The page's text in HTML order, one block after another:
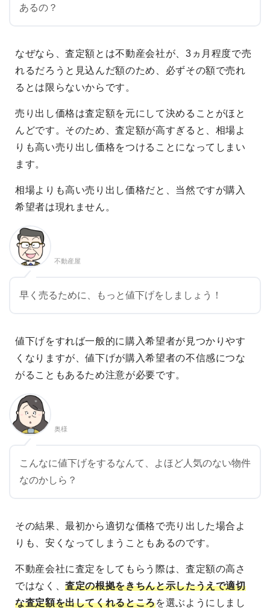
あるの？
なぜなら、査定額とは不動産会社が、3ヵ月程度で売
れるだろうと見込んだ額のため、必ずその額で売れ
るとは限らないからです。
売り出し価格は査定額を元にして決めることがほと
んどです。そのため、査定額が高すぎると、相場よ
りも高い売り出し価格をつけることになってしまい
ます。
相場よりも高い売り出し価格だと、当然ですが購入
希望者は現れません。
不動産屋
早く売るために、もっと値下げをしましょう！
値下げをすれば一般的に購入希望者が見つかりやす
くなりますが、値下げが購入希望者の不信感につな
がることもあるため注意が必要です。
奥様
こんなに値下げをするなんて、よほど人気のない物件
なのかしら？
その結果、最初から適切な価格で売り出した場合よ
りも、安くなってしまうこともあるのです。
不動産会社に査定をしてもらう際は、査定額の高さ
ではなく、査定の根拠をきちんと示したうえで適切
な査定額を出してくれるところを選ぶようにしまし